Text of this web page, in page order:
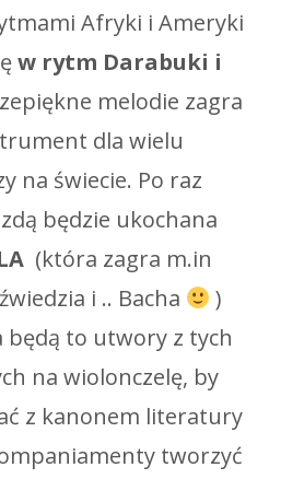
Afryki i Ameryki
w rytm Darabuki i
melodie zagra
dla wielu
na świecie. Po raz
będzie ukochana
(która zagra m.in
i .. Bacha
)
będą to utwory z tych
na wiolonczelę, by
z kanonem literatury
tworzyć